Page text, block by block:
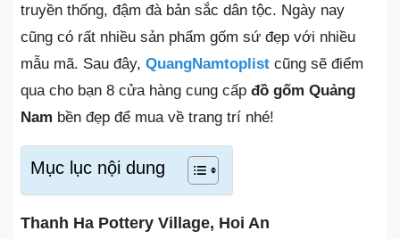
truyền thống, đậm đà bản sắc dân tộc. Ngày nay
cũng có rất nhiều sản phẩm gốm sứ đẹp với nhiều
mẫu mã. Sau đây, QuangNamtoplist cũng sẽ điểm
qua cho bạn 8 cửa hàng cung cấp đồ gốm Quảng
Nam bền đẹp để mua về trang trí nhé!
Mục lục nội dung
Thanh Ha Pottery Village, Hoi An